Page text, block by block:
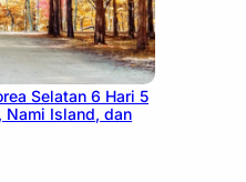
Selatan 6 Hari 5
Nami Island, dan